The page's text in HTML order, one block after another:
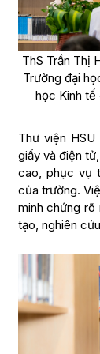
ThS Trần Thị
Trường đại
học Kinh tế
Thư viện
giấy và điện
cao, phục vụ
của trường.
minh chứng
tạo, nghiên